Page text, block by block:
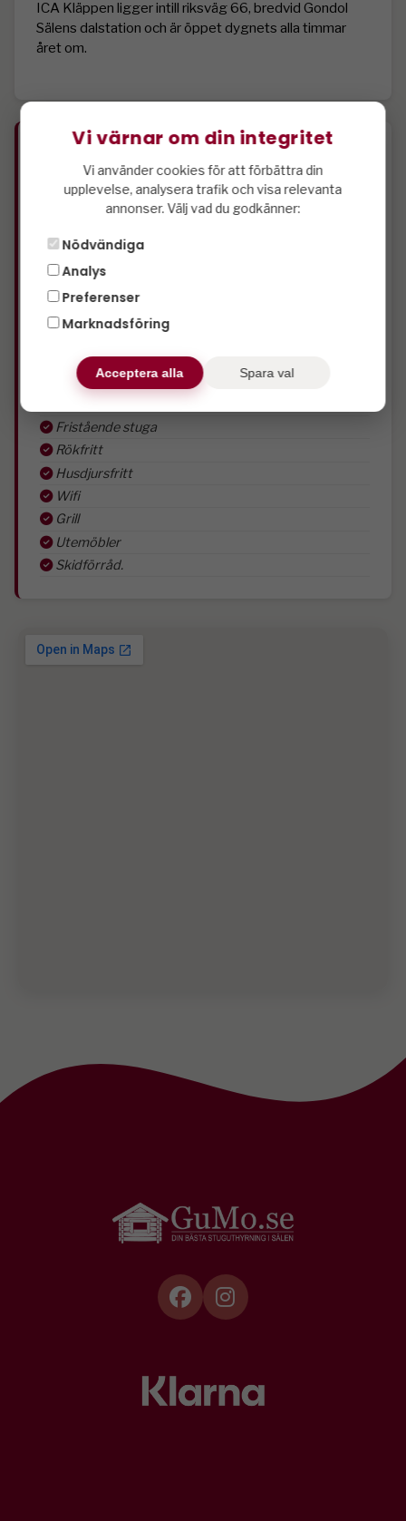
ICA Kläppen ligger intill riksväg 66, bredvid Gondol
Sälens dalstation och är öppet dygnets alla timmar
året om.
Specifikation
3 st sovrum
1 st wc
3 st våningssängar
Kyl
Microvågsugn
Fristående stuga
Rökfritt
Husdjursfritt
Wifi
Grill
Utemöbler
Skidförråd.
Vi värnar om din integritet
Vi använder cookies för att förbättra din
upplevelse, analysera trafik och visa relevanta
annonser. Välj vad du godkänner:
Nödvändiga
Analys
Preferenser
Marknadsföring
Acceptera alla Spara val